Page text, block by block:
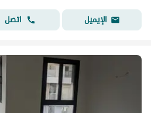
الإيميل
اتصل